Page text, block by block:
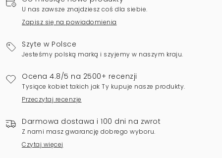
U nas zawsze znajdziesz coś dla siebie.
Zapisz się na powiadomienia
Szyte w Polsce
Jesteśmy polską marką i szyjemy w naszym kraju.
Ocena 4.8/5 na 2500+ recenzji
Tysiące kobiet takich jak Ty kupuje nasze produkty.
Przeczytaj recenzje
Darmowa dostawa i 100 dni na zwrot
Z nami masz gwarancję dobrego wyboru.
Czytaj więcej